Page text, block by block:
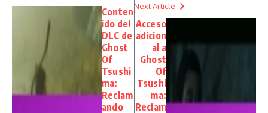
Conten
ido del
DLC de
Ghost
Of
Tsushi
ma:
Reclam
ando
Next Article
Acceso
adicion
al a
Ghost
Of
Tsushi
ma:
Reclam